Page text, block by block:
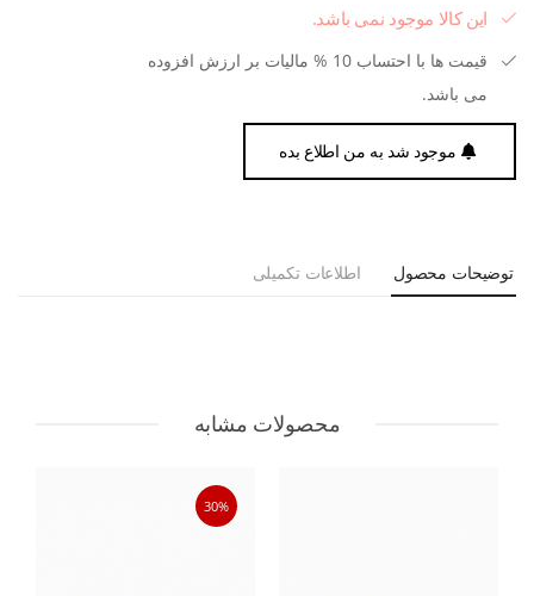
این کالا موجود نمی باشد.
قیمت ها با احتساب 10 % مالیات بر ارزش افزوده
می باشد.
موجود شد به من اطلاع بده
توضیحات محصول اطلاعات تکمیلی
محصولات مشابه
30%